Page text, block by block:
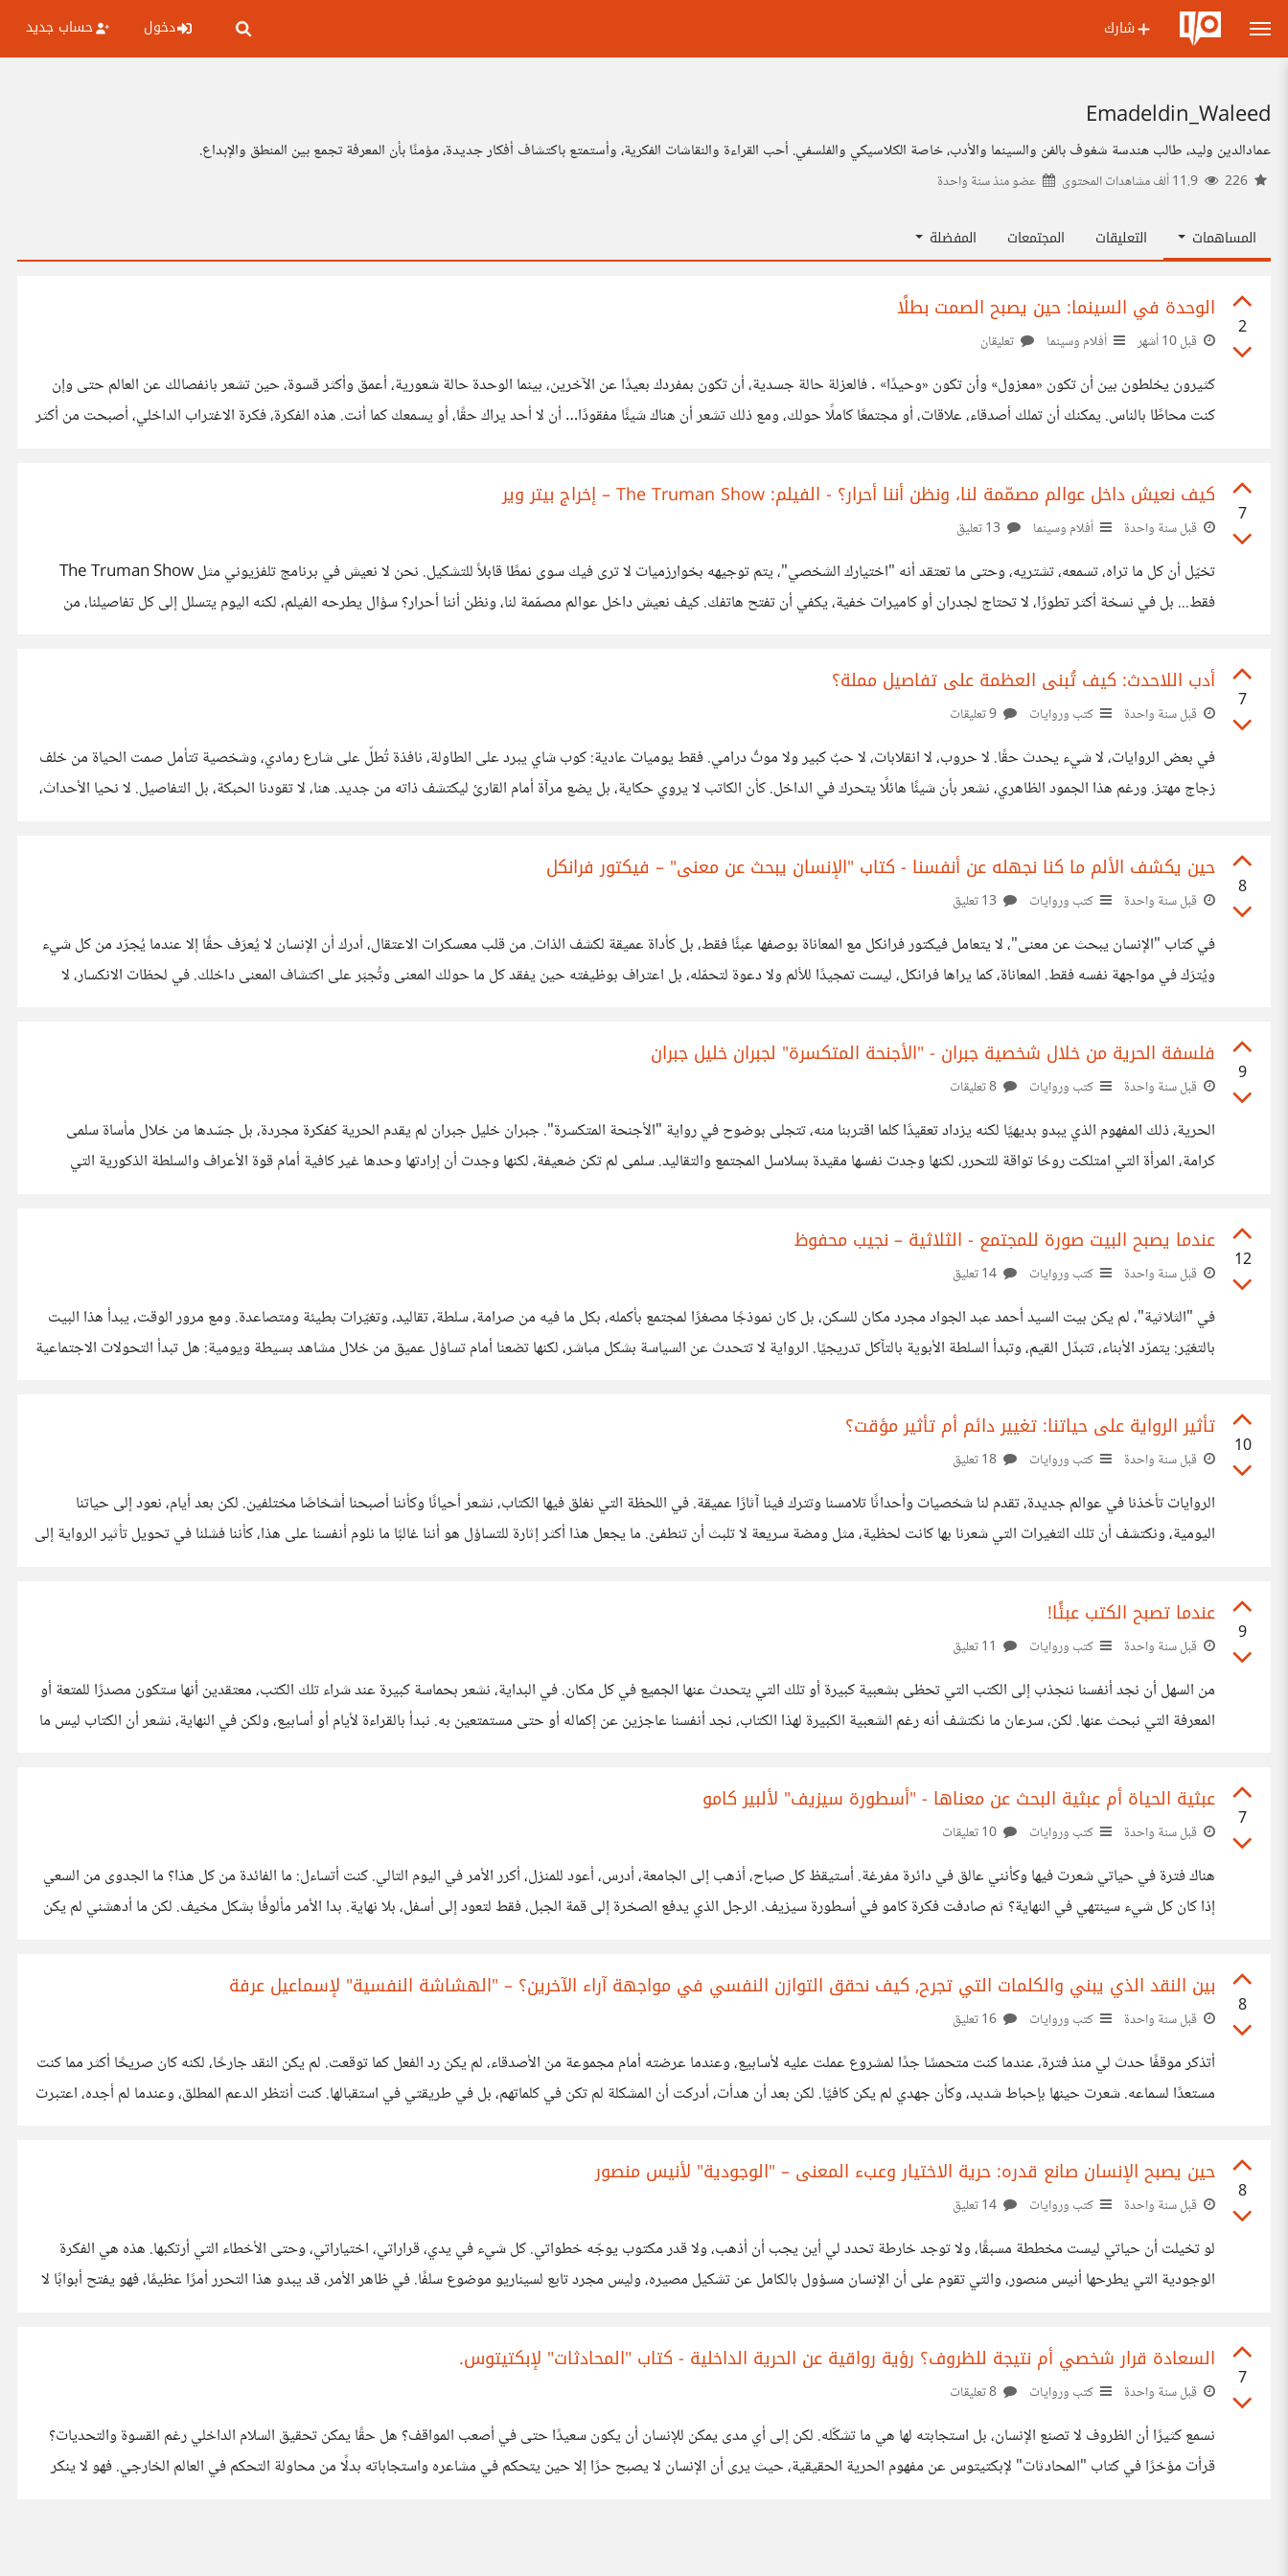
شارك دخول حساب جديد
Emadeldin_Waleed
عمادالدين وليد، طالب هندسة شغوف بالفن والسينما والأدب، خاصة الكلاسيكي والفلسفي. أحب القراءة والنقاشات الفكرية، وأستمتع باكتشاف أفكار جديدة، مؤمنًا بأن المعرفة تجمع بين المنطق والإبداع.
عضو منذسنة واحدة
المساهمات التعليقات المجتمعات المفضلة
2
الوحدة في السينما: حين يصبح الصمت بطلًا
قبل 10 أشهر أفلام وسينما تعليقان
كثيرون يخلطون بين أن تكون «معزول» وأن تكون «وحيدًا» . فالعزلة حالة جسدية، أن تكون بمفردك بعيدًا عن الآخرين، بينما الوحدة حالة شعورية، أعمق وأكثر قسوة، حين تشعر بانفصالك عن العالم حتى وإن
كنت محاطًا بالناس. يمكنك أن تملك أصدقاء، علاقات، أو مجتمعًا كاملًا حولك، ومع ذلك تشعر أن هناك شيئًا مفقودًا… أن لا أحد يراك حقًا، أو يسمعك كما أنت. هذه الفكرة، فكرة الاغتراب الداخلي، أصبحت من أكثر
7
كيف نعيش داخل عوالم مصمّمة لنا، ونظن أننا أحرار؟ - الفيلم: The Truman Show – إخراج بيتر وير
قبل سنة واحدة أفلام وسينما
تخيّل أن كل ما تراه، تسمعه، تشتريه، وحتى ما تعتقد أنه "اختيارك الشخصي"، يتم توجيهه بخوارزميات لا ترى فيك سوى نمطًا قابلاً للتشكيل. نحن لا نعيش في برنامج تلفزيوني مثل The Truman Show
فقط... بل في نسخة أكثر تطورًا، لا تحتاج لجدران أو كاميرات خفية، يكفي أن تفتح هاتفك. كيف نعيش داخل عوالم مصمّمة لنا، ونظن أننا أحرار؟ سؤال يطرحه الفيلم، لكنه اليوم يتسلل إلى كل تفاصيلنا، من
7
أدب اللاحدث: كيف تُبنى العظمة على تفاصيل مملة؟
قبل سنة واحدة كتب وروايات
في بعض الروايات، لا شيء يحدث حقًا. لا حروب، لا انقلابات، لا حبٌ كبير ولا موتٌ درامي. فقط يوميات عادية: كوب شاي يبرد على الطاولة، نافذة تُطلّ على شارع رمادي، وشخصية تتأمل صمت الحياة من خلف
زجاج مهتز. ورغم هذا الجمود الظاهري، نشعر بأن شيئًا هائلًا يتحرك في الداخل. كأن الكاتب لا يروي حكاية، بل يضع مرآة أمام القارئ ليكتشف ذاته من جديد. هنا، لا تقودنا الحبكة، بل التفاصيل. لا نحيا الأحداث،
8
حين يكشف الألم ما كنا نجهله عن أنفسنا - كتاب "الإنسان يبحث عن معنى" – فيكتور فرانكل
قبل سنة واحدة كتب وروايات
في كتاب "الإنسان يبحث عن معنى"، لا يتعامل فيكتور فرانكل مع المعاناة بوصفها عبئًا فقط، بل كأداة عميقة لكشف الذات. من قلب معسكرات الاعتقال، أدرك أن الإنسان لا يُعرَف حقًا إلا عندما يُجرّد من كل شيء
ويُترَك في مواجهة نفسه فقط. المعاناة، كما يراها فرانكل، ليست تمجيدًا للألم ولا دعوة لتحمّله، بل اعتراف بوظيفته حين يفقد كل ما حولك المعنى وتُجبَر على اكتشاف المعنى داخلك. في لحظات الانكسار، لا
9
فلسفة الحرية من خلال شخصية جبران - "الأجنحة المتكسرة" لجبران خليل جبران
قبل سنة واحدة كتب وروايات
الحرية، ذلك المفهوم الذي يبدو بديهيًا لكنه يزداد تعقيدًا كلما اقتربنا منه، تتجلى بوضوح في رواية "الأجنحة المتكسرة". جبران خليل جبران لم يقدم الحرية كفكرة مجردة، بل جسّدها من خلال مأساة سلمى
كرامة، المرأة التي امتلكت روحًا تواقة للتحرر، لكنها وجدت نفسها مقيدة بسلاسل المجتمع والتقاليد. سلمى لم تكن ضعيفة، لكنها وجدت أن إرادتها وحدها غير كافية أمام قوة الأعراف والسلطة الذكورية التي
12
عندما يصبح البيت صورة للمجتمع - الثلاثية – نجيب محفوظ
قبل سنة واحدة كتب وروايات
في "الثلاثية"، لم يكن بيت السيد أحمد عبد الجواد مجرد مكان للسكن، بل كان نموذجًا مصغرًا لمجتمع بأكمله، بكل ما فيه من صرامة، سلطة، تقاليد، وتغيّرات بطيئة ومتصاعدة. ومع مرور الوقت، يبدأ هذا البيت
بالتغيّر: يتمرّد الأبناء، تتبدّل القيم، وتبدأ السلطة الأبوية بالتآكل تدريجيًا. الرواية لا تتحدث عن السياسة بشكل مباشر، لكنها تضعنا أمام تساؤل عميق من خلال مشاهد بسيطة ويومية: هل تبدأ التحولات الاجتماعية
10
تأثير الرواية على حياتنا: تغيير دائم أم تأثير مؤقت؟
قبل سنة واحدة كتب وروايات
الروايات تأخذنا في عوالم جديدة، تقدم لنا شخصيات وأحداثًا تلامسنا وتترك فينا آثارًا عميقة. في اللحظة التي نغلق فيها الكتاب، نشعر أحيانًا وكأننا أصبحنا أشخاصًا مختلفين. لكن بعد أيام، نعود إلى حياتنا
اليومية، ونكتشف أن تلك التغيرات التي شعرنا بها كانت لحظية، مثل ومضة سريعة لا تلبث أن تنطفئ. ما يجعل هذا أكثر إثارة للتساؤل هو أننا غالبًا ما نلوم أنفسنا على هذا، كأننا فشلنا في تحويل تأثير الرواية إلى
9
عندما تصبح الكتب عبئًا!
قبل سنة واحدة كتب وروايات
من السهل أن نجد أنفسنا ننجذب إلى الكتب التي تحظى بشعبية كبيرة أو تلك التي يتحدث عنها الجميع في كل مكان. في البداية، نشعر بحماسة كبيرة عند شراء تلك الكتب، معتقدين أنها ستكون مصدرًا للمتعة أو
المعرفة التي نبحث عنها. لكن، سرعان ما نكتشف أنه رغم الشعبية الكبيرة لهذا الكتاب، نجد أنفسنا عاجزين عن إكماله أو حتى مستمتعين به. نبدأ بالقراءة لأيام أو أسابيع، ولكن في النهاية، نشعر أن الكتاب ليس ما
7
عبثية الحياة أم عبثية البحث عن معناها - "أسطورة سيزيف" لألبير كامو
قبل سنة واحدة كتب وروايات
هناك فترة في حياتي شعرت فيها وكأنني عالق في دائرة مفرغة. أستيقظ كل صباح، أذهب إلى الجامعة، أدرس، أعود للمنزل، أكرر الأمر في اليوم التالي. كنت أتساءل: ما الفائدة من كل هذا؟ ما الجدوى من السعي
إذا كان كل شيء سينتهي في النهاية؟ ثم صادفت فكرة كامو في أسطورة سيزيف. الرجل الذي يدفع الصخرة إلى قمة الجبل، فقط لتعود إلى أسفل، بلا نهاية. بدا الأمر مألوفًا بشكل مخيف. لكن ما أدهشني لم يكن
8
بين النقد الذي يبني والكلمات التي تجرح, كيف نحقق التوازن النفسي في مواجهة آراء الآخرين؟ – "الهشاشة النفسية" لإسماعيل عرفة
قبل سنة واحدة كتب وروايات
أتذكر موقفًا حدث لي منذ فترة، عندما كنت متحمسًا جدًا لمشروع عملت عليه لأسابيع، وعندما عرضته أمام مجموعة من الأصدقاء، لم يكن رد الفعل كما توقعت. لم يكن النقد جارحًا، لكنه كان صريحًا أكثر مما كنت
مستعدًا لسماعه. شعرت حينها بإحباط شديد، وكأن جهدي لم يكن كافيًا. لكن بعد أن هدأت، أدركت أن المشكلة لم تكن في كلماتهم، بل في طريقتي في استقبالها. كنت أنتظر الدعم المطلق، وعندما لم أجده، اعتبرت
8
حين يصبح الإنسان صانع قدره: حرية الاختيار وعبء المعنى – "الوجودية" لأنيس منصور
قبل سنة واحدة كتب وروايات
لو تخيلت أن حياتي ليست مخططة مسبقًا، ولا توجد خارطة تحدد لي أين يجب أن أذهب، ولا قدر مكتوب يوجّه خطواتي. كل شيء في يدي، قراراتي، اختياراتي، وحتى الأخطاء التي أرتكبها. هذه هي الفكرة
الوجودية التي يطرحها أنيس منصور، والتي تقوم على أن الإنسان مسؤول بالكامل عن تشكيل مصيره، وليس مجرد تابع لسيناريو موضوع سلفًا. في ظاهر الأمر، قد يبدو هذا التحرر أمرًا عظيمًا، فهو يفتح أبوابًا لا
7
السعادة قرار شخصي أم نتيجة للظروف؟ رؤية رواقية عن الحرية الداخلية - كتاب "المحادثات" لإبكتيتوس.
قبل سنة واحدة كتب وروايات
نسمع كثيرًا أن الظروف لا تصنع الإنسان، بل استجابته لها هي ما تشكّله. لكن إلى أي مدى يمكن للإنسان أن يكون سعيدًا حتى في أصعب المواقف؟ هل حقًا يمكن تحقيق السلام الداخلي رغم القسوة والتحديات؟
قرأت مؤخرًا في كتاب "المحادثات" لإبكتيتوس عن مفهوم الحرية الحقيقية، حيث يرى أن الإنسان لا يصبح حرًا إلا حين يتحكم في مشاعره واستجاباته بدلًا من محاولة التحكم في العالم الخارجي. فهو لا ينكر